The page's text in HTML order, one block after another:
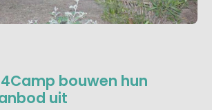
bouwen hun
uit